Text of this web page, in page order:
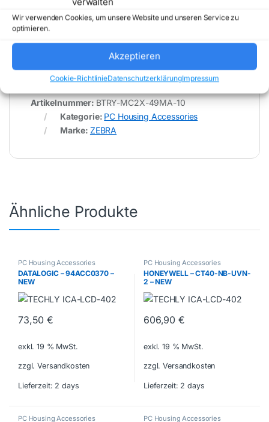
Wir verwenden Cookies, um unsere Website und unseren Service zu
optimieren.
Akzeptieren
Cookie-RichtlinieDatenschutzerklärungImpressum
Comstex GmbH & Co. KG keine Haftung (
202606220800 )
Artikelnummer:BTRY-MC2X-49MA-10
Kategorie: PC Housing Accessories
Marke: ZEBRA
Ähnliche Produkte
PC Housing Accessories
DATALOGIC – 94ACC0370 –
NEW
73,50€
exkl. 19 % MwSt.
zzgl. Versandkosten
Lieferzeit: 2 days
PC Housing Accessories
HONEYWELL – CT40-NB-UVN-
2 – NEW
606,90€
exkl. 19 % MwSt.
zzgl. Versandkosten
Lieferzeit: 2 days
PC Housing Accessories PC Housing Accessories